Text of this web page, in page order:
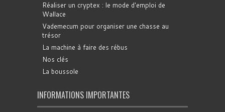
Réaliser un cryptex : le mode d'emploi de
Wallace
Vademecum pour organiser une chasse au
trésor
La machine à faire des rébus
Nos clés
La boussole
INFORMATIONS IMPORTANTES